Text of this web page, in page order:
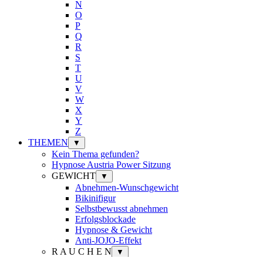
N
O
P
Q
R
S
T
U
V
W
X
Y
Z
THEMEN
▼
Kein Thema gefunden?
Hypnose Austria Power Sitzung
GEWICHT
▼
Abnehmen-Wunschgewicht
Bikinifigur
Selbstbewusst abnehmen
Erfolgsblockade
Hypnose & Gewicht
Anti-JOJO-Effekt
R A U C H E N
▼